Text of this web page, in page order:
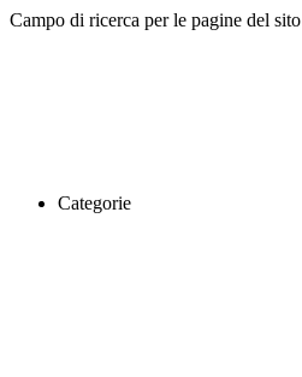
Campo di ricerca per le pagine del sito
Categorie